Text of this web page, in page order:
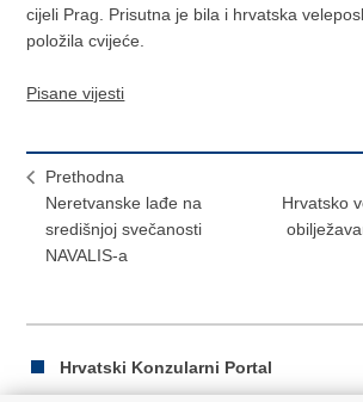
cijeli Prag. Prisutna je bila i hrvatska
položila cvijeće.
Pisane vijesti
Prethodna
Neretvanske lađe na
središnjoj svečanosti
NAVALIS-a
Hrvatsko
Hrvatski Konzularni Portal